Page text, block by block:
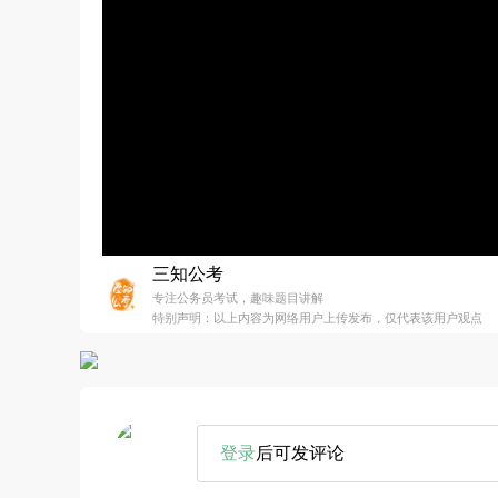
三知公考
专注公务员考试，趣味题目讲解
特别声明：以上内容为网络用户上传发布，仅代表该用户观点
登录后可发评论